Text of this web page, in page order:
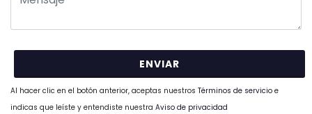
Al hacer clic en el botón anterior, aceptas nuestros Términos de servicio e
indicas que leíste y entendiste nuestra Aviso de privacidad